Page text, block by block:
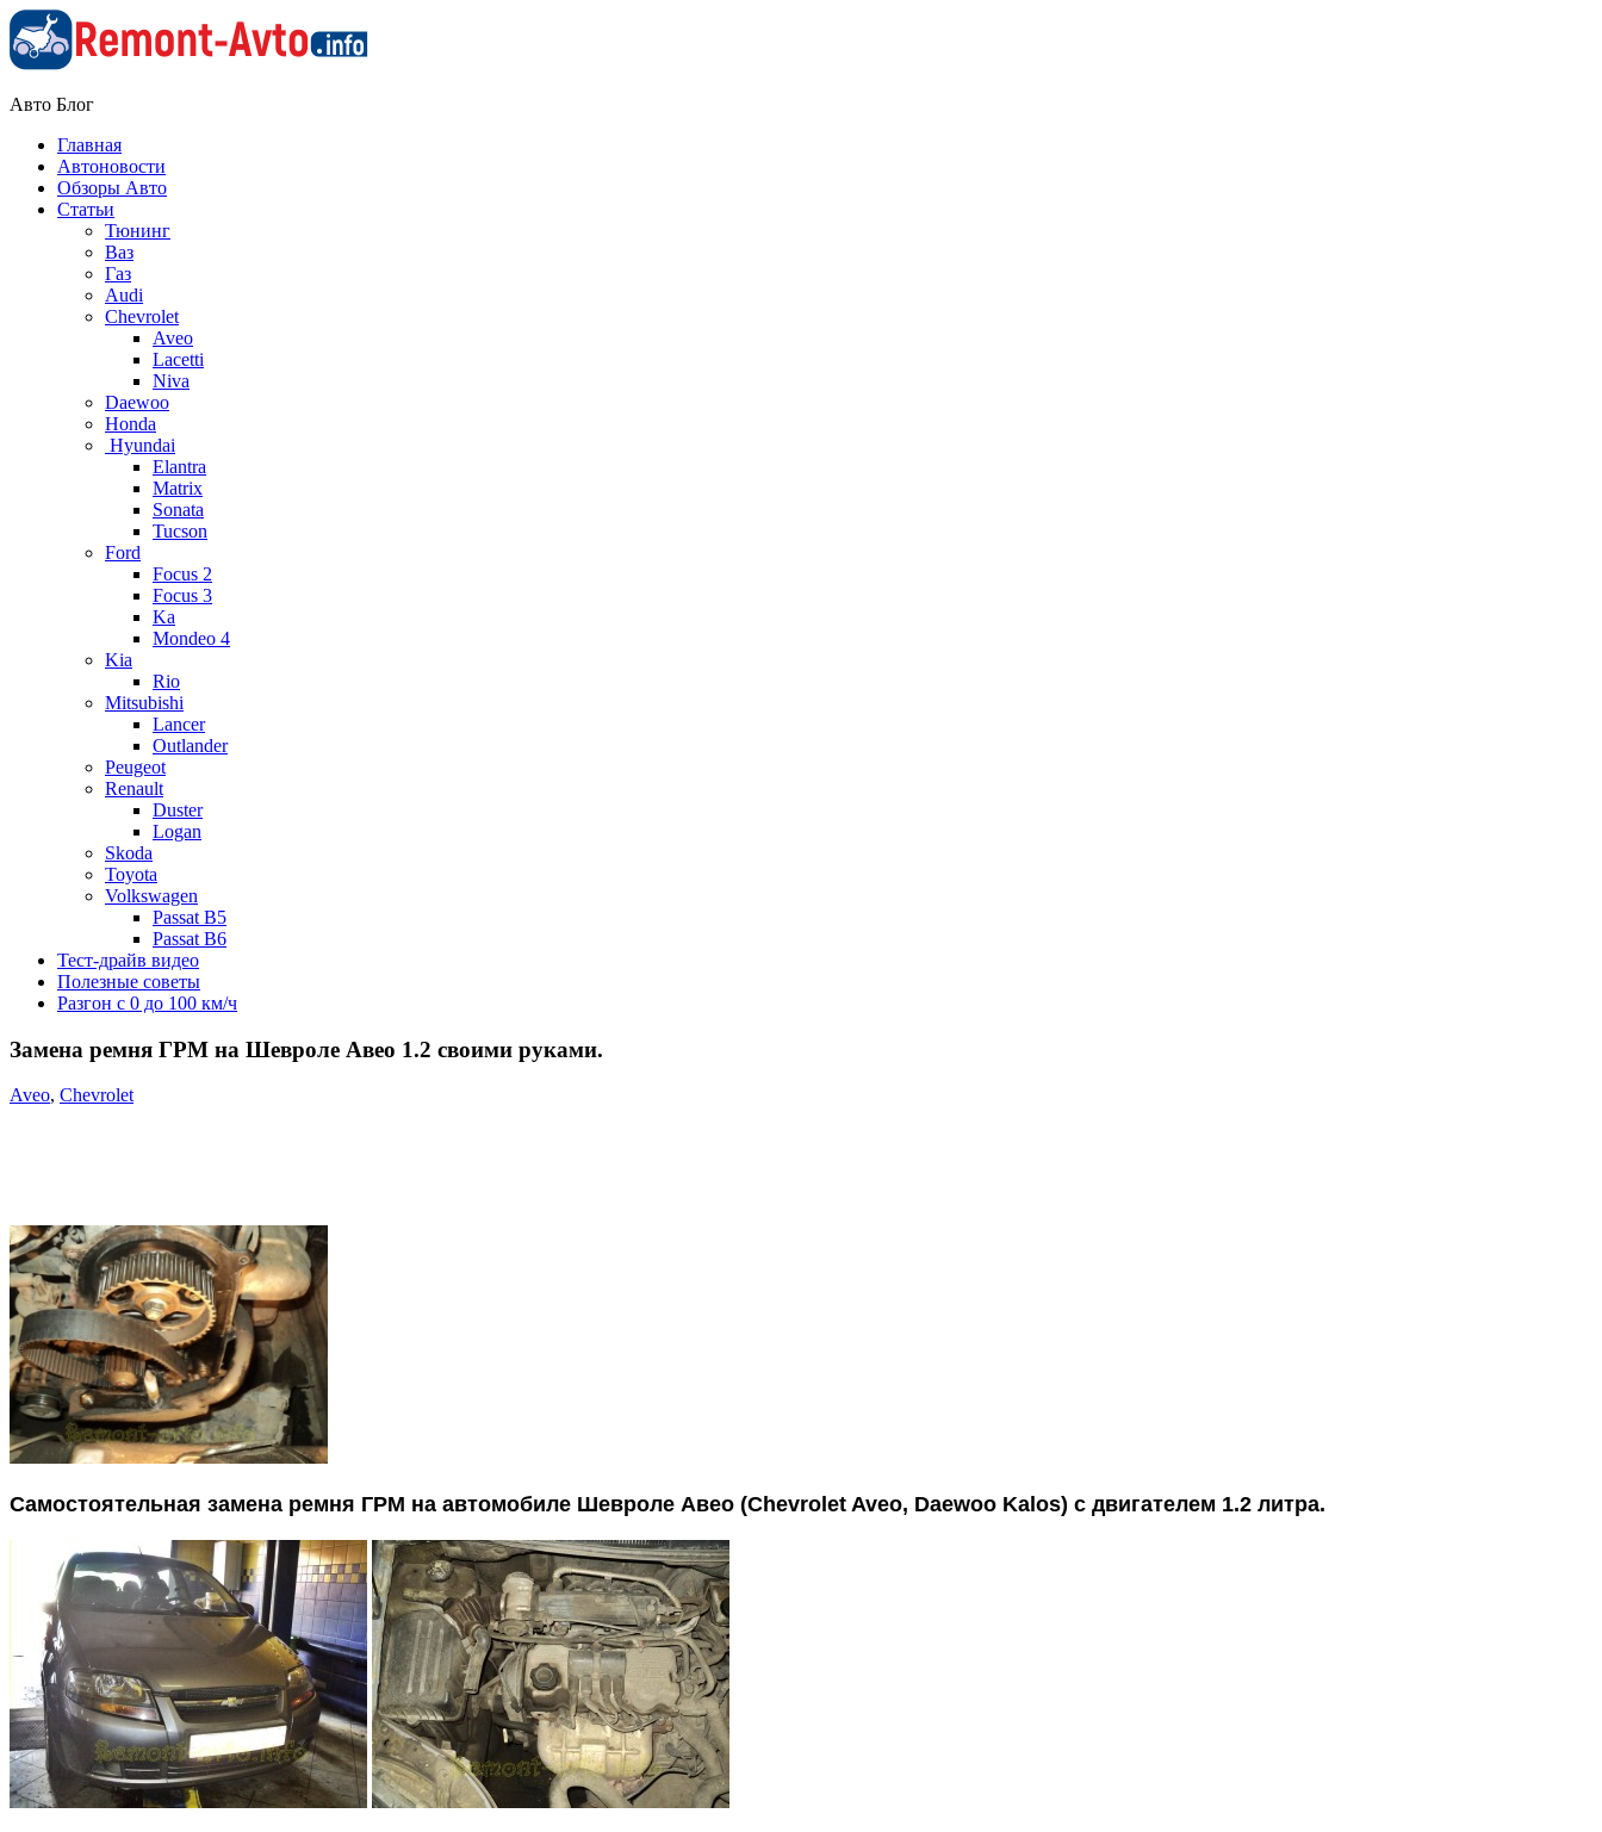
Авто Блог
Главная
Автоновости
Обзоры Авто
Статьи
Тюнинг
Ваз
Газ
Audi
Chevrolet
Aveo
Lacetti
Niva
Daewoo
Honda
Hyundai
Elantra
Matrix
Sonata
Tucson
Ford
Focus 2
Focus 3
Ka
Mondeo 4
Kia
Rio
Mitsubishi
Lancer
Outlander
Peugeot
Renault
Duster
Logan
Skoda
Toyota
Volkswagen
Passat B5
Passat B6
Тест-драйв видео
Полезные советы
Разгон с 0 до 100 км/ч
Замена ремня ГРМ на Шевроле Авео 1.2 своими руками.
Aveo, Chevrolet
Самостоятельная замена ремня ГРМ на автомобиле Шевроле Авео (Chevrolet Aveo, Daewoo Kalos) с двигателем 1.2 литра.